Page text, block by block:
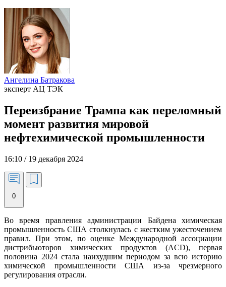
Ангелина Батракова
эксперт АЦ ТЭК
Переизбрание Трампа как переломный
момент развития мировой
нефтехимической промышленности
16:10 / 19 декабря 2024
0
Во время правления администрации Байдена химическая
промышленность США столкнулась с жестким ужесточением
правил. При этом, по оценке Международной ассоциации
дистрибьюторов химических продуктов (ACD), первая
половина 2024 стала наихудшим периодом за всю историю
химической промышленности США из-за чрезмерного
регулирования отрасли.